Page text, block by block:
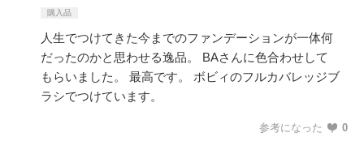
購入品
人生でつけてきた今までのファンデーションが一体何
だったのかと思わせる逸品。 BAさんに色合わせして
もらいました。 最高です。 ボビィのフルカバレッジブ
ラシでつけています。
参考になった 0